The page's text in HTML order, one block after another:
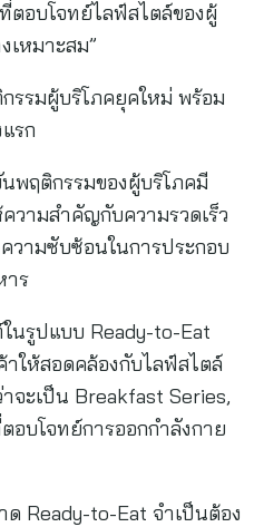
ตอบโจทย์ไลฟ์สไตล์ของผู้
เหมาะสม”
รรมผู้บริโภคยุคใหม่ พร้อม
รก
พฤติกรรมของผู้บริโภคมี
วามสำคัญกับความรวดเร็ว
วามซับซ้อนในการประกอบ
าร
รูปแบบ Ready-to-Eat
ให้สอดคล้องกับไลฟ์สไตล์
จะเป็น Breakfast Series,
อบโจทย์การออกกำลังกาย
ด Ready-to-Eat จำเป็นต้อง